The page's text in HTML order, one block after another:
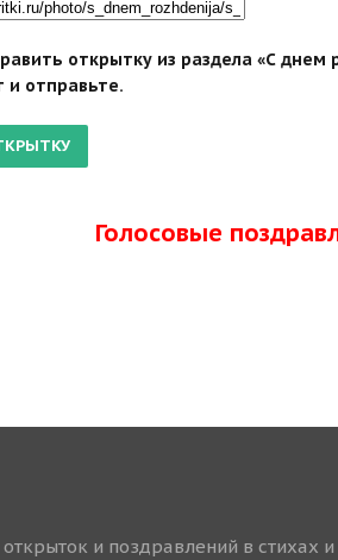
открытку из раздела «С днем
и отправьте.
Голосовые
и поздравлений в стихах и